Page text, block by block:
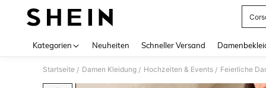
Kategorien Neuheiten Schneller Versand
Startseite / Damen Kleidung / Hochzeiten & Events / Feierliche